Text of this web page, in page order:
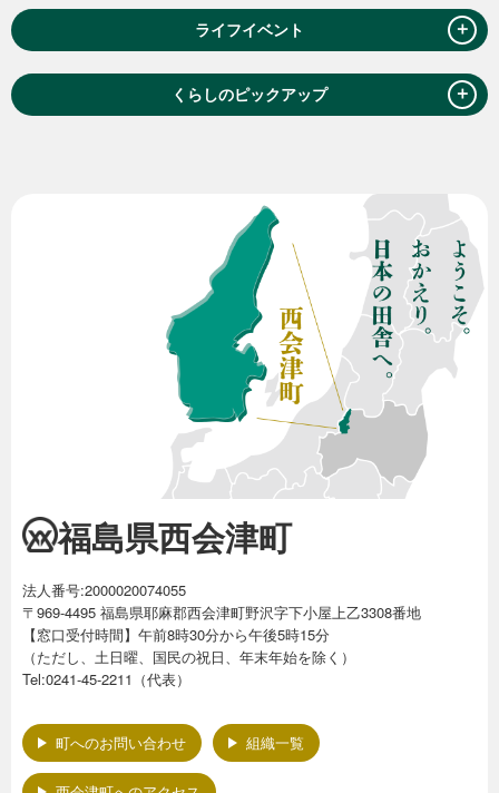
ライフイベント ＋
くらしのピックアップ ＋
福島県西会津町
法人番号:2000020074055
〒969-4495 福島県耶麻郡西会津町野沢字下小屋上乙3308番地
【窓口受付時間】午前8時30分から午後5時15分
（ただし、土日曜、国民の祝日、年末年始を除く）
Tel:0241-45-2211（代表）
町へのお問い合わせ 組織一覧